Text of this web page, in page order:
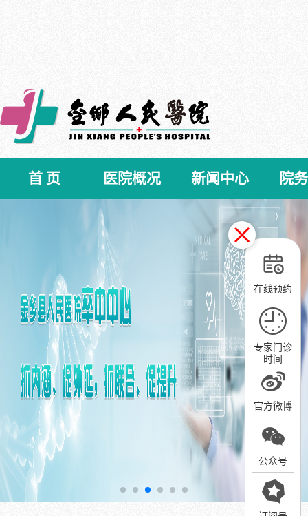
在线预约
专家门诊
时间
官方微博
公众号
首 页 医院概况 新闻中心 院